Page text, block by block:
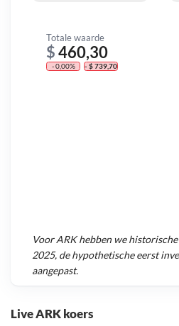
Live ARK koers
Totale waarde
$460,30
- 0,00% - $ 739,70
VoorARKhebben we historische
2025, de hypothetische eerst
aangepast.